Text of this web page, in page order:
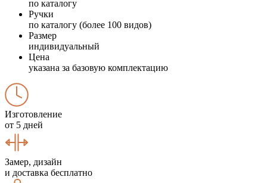
по каталогу
Ручки
по каталогу (более 100 видов)
Размер
индивидуальный
Цена
указана за базовую комплектацию
Изготовление
от 5 дней
Замер, дизайн
и доставка бесплатно